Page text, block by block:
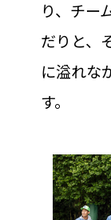
り、チー
だりと、
に溢れな
す。